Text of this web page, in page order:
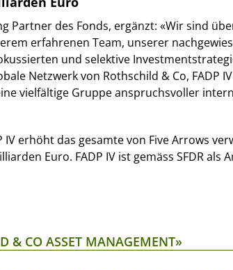
Partner des Fonds, ergänzt: «Wir sind
erfahrenen Team, unserer
und selektive
Netzwerk von Rothschild & Co, FADP
vielfältige Gruppe anspruchsvoller
IV erhöht das gesamte von Five Arrows
Euro. FADP IV ist gemäss SFDR als
& CO ASSET MANAGEMENT»